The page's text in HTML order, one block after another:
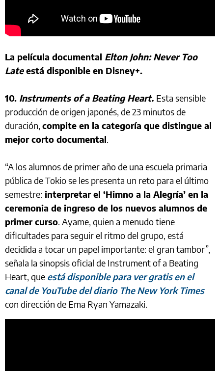
La película documental Elton John: Never Too
Lateestá disponible en Disney+.
10. Instruments of a Beating Heart. Esta sensible
producción de origen japonés, de 23 minutos de
duración, compite en la categoría que distingue al
mejor corto documental.
“A los alumnos de primer año de una escuela primaria
pública de Tokio se les presenta un reto para el último
semestre: interpretar el ‘Himno a la Alegría’ en la
ceremonia de ingreso de los nuevos alumnos de
primer curso. Ayame, quien a menudo tiene
dificultades para seguir el ritmo del grupo, está
decidida a tocar un papel importante: el gran tambor”,
señala la sinopsis oficial de Instrument of a Beating
Heart, que está disponible para ver gratis en el
canal de YouTube del diario The New York Times
con dirección de Ema Ryan Yamazaki.